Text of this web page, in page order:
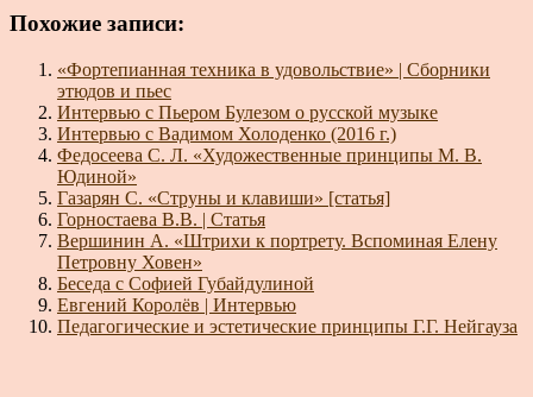
Похожие записи:
«Фортепианная техника в удовольствие» | Сборники
этюдов и пьес
Интервью с Пьером Булезом о русской музыке
Интервью с Вадимом Холоденко (2016 г.)
Федосеева С. Л. «Художественные принципы М. В.
Юдиной»
Газарян С. «Струны и клавиши» [статья]
Горностаева В.В. | Статья
Вершинин А. «Штрихи к портрету. Вспоминая Елену
Петровну Ховен»
Беседа с Софией Губайдулиной
Евгений Королёв | Интервью
Педагогические и эстетические принципы Г.Г. Нейгауза